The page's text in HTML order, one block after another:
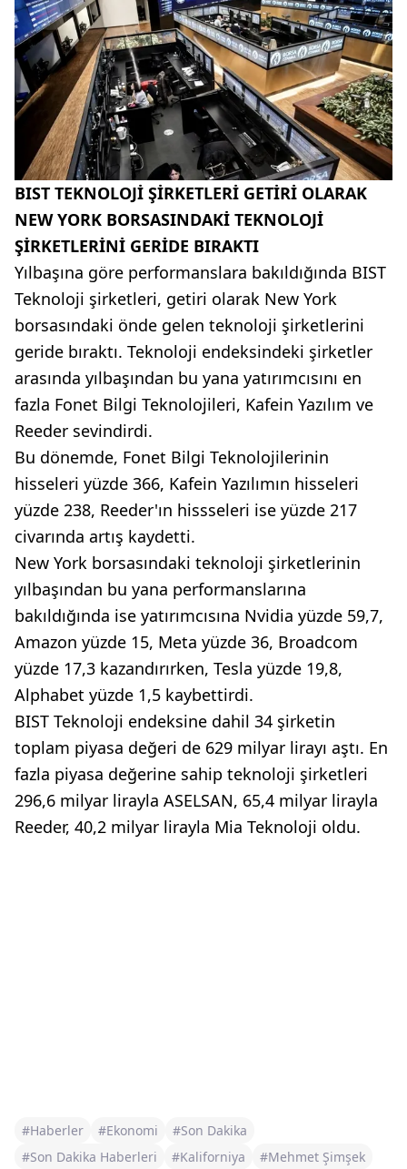
BIST TEKNOLOJİ ŞİRKETLERİ GETİRİ OLARAK
NEW YORK BORSASINDAKİ TEKNOLOJİ
ŞİRKETLERİNİ GERİDE BIRAKTI
Yılbaşına göre performanslara bakıldığında BIST
Teknoloji şirketleri, getiri olarak New York
borsasındaki önde gelen teknoloji şirketlerini
geride bıraktı. Teknoloji endeksindeki şirketler
arasında yılbaşından bu yana yatırımcısını en
fazla Fonet Bilgi Teknolojileri, Kafein Yazılım ve
Reeder sevindirdi.
Bu dönemde, Fonet Bilgi Teknolojilerinin
hisseleri yüzde 366, Kafein Yazılımın hisseleri
yüzde 238, Reeder'ın hissseleri ise yüzde 217
civarında artış kaydetti.
New York borsasındaki teknoloji şirketlerinin
yılbaşından bu yana performanslarına
bakıldığında ise yatırımcısına Nvidia yüzde 59,7,
Amazon yüzde 15, Meta yüzde 36, Broadcom
yüzde 17,3 kazandırırken, Tesla yüzde 19,8,
Alphabet yüzde 1,5 kaybettirdi.
BIST Teknoloji endeksine dahil 34 şirketin
toplam piyasa değeri de 629 milyar lirayı aştı. En
fazla piyasa değerine sahip teknoloji şirketleri
296,6 milyar lirayla ASELSAN, 65,4 milyar lirayla
Reeder, 40,2 milyar lirayla Mia Teknoloji oldu.
#Haberler #Ekonomi
#Son Dakika
#Son Dakika Haberleri
#Kaliforniya
#Mehmet Şimşek